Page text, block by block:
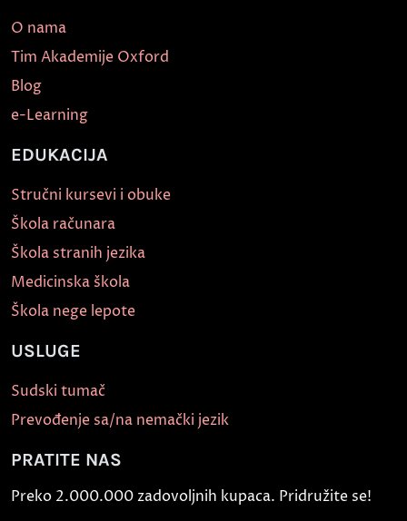
O nama
Tim Akademije Oxford
Blog
e-Learning
EDUKACIJA
Stručni kursevi i obuke
Škola računara
Škola stranih jezika
Medicinska škola
Škola nege lepote
USLUGE
Sudski tumač
Prevođenje sa/na nemački jezik
PRATITE NAS
Preko 2.000.000 zadovoljnih kupaca. Pridružite se!